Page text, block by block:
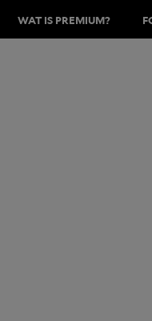
WAT IS PREMIUM?